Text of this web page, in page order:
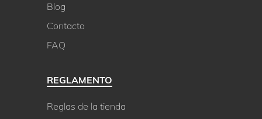
Blog
Contacto
FAQ
REGLAMENTO
Reglas de la tienda